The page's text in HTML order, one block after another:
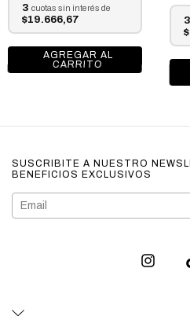
3 cuotas sin interés de
$19.666,67 3
SUSCRIBITE A NUESTRO
BENEFICIOS EXCLUSIVOS